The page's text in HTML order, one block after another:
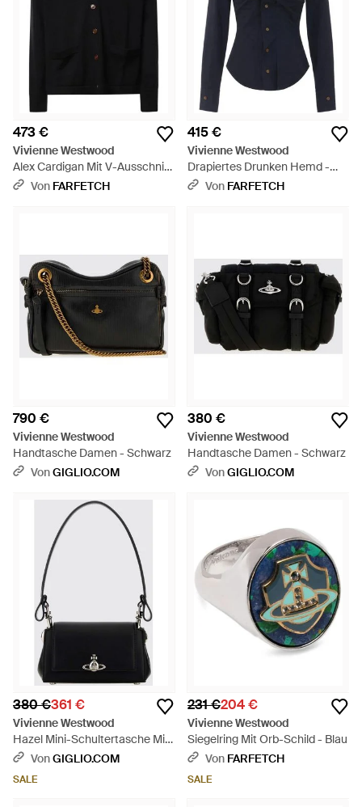
473 €
Vivienne Westwood
Alex Cardigan Mit V-Ausschnitt
- Schwarz
Von FARFETCH
415 €
Vivienne Westwood
Drapiertes Drunken Hemd -
BlauVon FARFETCH
790 €
Vivienne Westwood
Handtasche Damen - Schwarz
VonGIGLIO.COM
380 €
Vivienne Westwood
Handtasche Damen - Schwarz
VonGIGLIO.COM
380 €361 €
Vivienne Westwood
Hazel Mini-Schultertasche Mit
Monogramm-Muster Und Orb-
VonGIGLIO.COM
SALE
231 €204 €
Vivienne Westwood
Siegelring Mit Orb-Schild - Blau
Von FARFETCH
SALE